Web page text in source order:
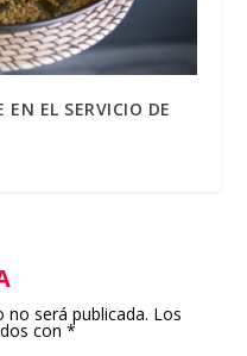
EN EL SERVICIO DE
será publicada. Los
con*